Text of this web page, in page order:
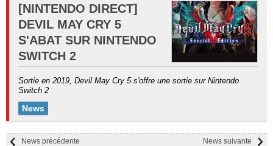
[NINTENDO DIRECT]
DEVIL MAY CRY 5
S'ABAT SUR NINTENDO
SWITCH 2
Sortie en 2019, Devil May Cry 5 s'offre une sortie sur Nintendo
Switch 2
News
News suivante
News précédente